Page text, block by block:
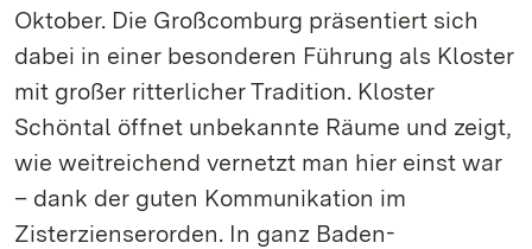
Oktober. Die Großcomburg präsentiert sich
dabei in einer besonderen Führung als Kloster
mit großer ritterlicher Tradition. Kloster
Schöntal öffnet unbekannte Räume und zeigt,
wie weitreichend vernetzt man hier einst war
– dank der guten Kommunikation im
Zisterzienserorden. In ganz Baden-